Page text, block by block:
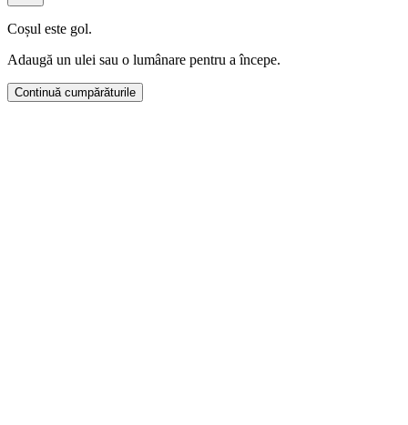
Coșul este gol.
Adaugă un ulei sau o lumânare pentru a începe.
Continuă cumpărăturile